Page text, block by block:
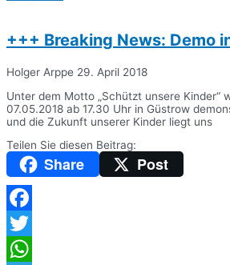
+++ Breaking News: Demo
Holger Arppe 29. April 2018
Unter dem Motto „Schützt unsere Kinder“
07.05.2018 ab 17.30 Uhr in Güstrow
und die Zukunft unserer Kinder liegt uns
Teilen Sie diesen Beitrag:
Share Post
Facebook
Twitter